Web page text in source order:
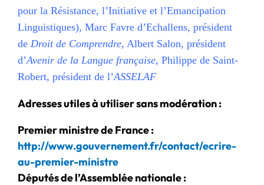
pour la Résistance, l’Initiative et l’Emancipation
Linguistiques), Marc Favre d’Echallens, président
de Droit de Comprendre, Albert Salon, président
d’Avenir de la Langue française, Philippe de Saint-
Robert, président de l’ASSELAF
Adresses utiles à utiliser sans modération :
Premier ministre de France :
http://www.gouvernement.fr/contact/ecrire-
au-premier-ministre
Députés de l’Assemblée nationale :